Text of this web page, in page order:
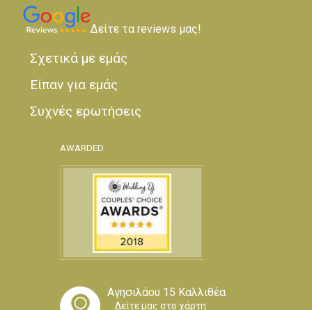
Δείτε τα reviews μας!
Σχετικά με εμάς
Είπαν για εμάς
Συχνές ερωτήσεις
AWARDED
Αγησιλάου 15 Καλλιθέα
Δείτε μας στο χάρτη